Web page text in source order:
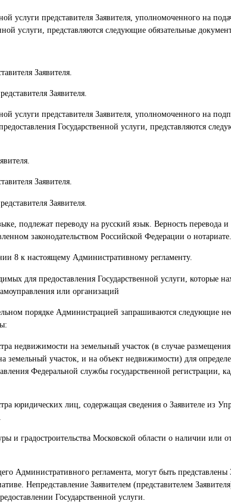
услуги представителя Заявителя, уполномоченного на
услуги, представляются следующие обязательные
Заявителя.
Заявителя.
услуги представителя Заявителя, уполномоченного на
Государственной услуги, представляются
Заявителя.
Заявителя.
подлежат переводу на русский язык. Верность перевода
законодательством Российской Федерации о нотариате.
8 к настоящему Административному регламенту.
для предоставления Государственной услуги, которые
или организаций
порядке Администрацией запрашиваются следующие
недвижимости на земельный участок (в случае
земельный участок, и на объект недвижимости) для
Федеральной службы государственной регистрации,
юридических лиц, содержащая сведения о Заявителе из
и градостроительства Московской области о наличии или
Административного регламента, могут быть представлены
Непредставление Заявителем (представителем
Государственной услуги.